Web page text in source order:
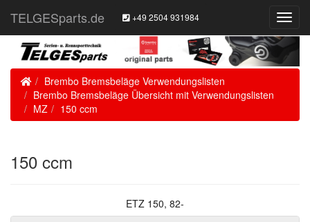
TELGESparts.de +49 2504 931984
HomeBrembo Bremsbeläge Verwendungslisten
Brembo Bremsbeläge Übersicht mit Verwendungslisten
MZ
150 ccm
150 ccm
ETZ 150, 82-